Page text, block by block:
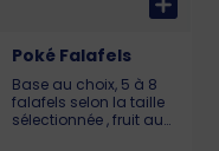
Poké Falafels
Base au choix, 5 à 8
falafels selon la taille
sélectionnée , fruit au